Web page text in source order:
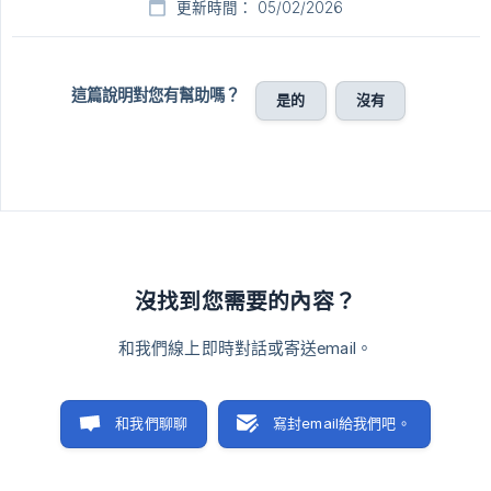
更新時間： 05/02/2026
這篇說明對您有幫助嗎？ 是的 沒有
沒找到您需要的內容？
和我們線上即時對話或寄送email。
和我們聊聊 寫封email給我們吧。